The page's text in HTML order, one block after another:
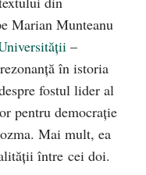
Marian Munteanu
–
în istoria
fostul lider al
pentru democrație
Mai mult, ea
între cei doi.